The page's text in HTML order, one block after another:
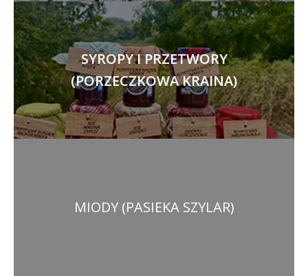
SYROPY I PRZETWORY
(PORZECZKOWA KRAINA)
MIODY (PASIEKA SZYLAR)